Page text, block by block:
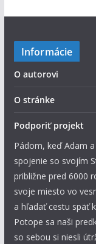
Informácie
O autorovi
O stránke
Podporiť projekt
Pádom, keď Adam
spojenie so svojím
približne pred 6000
svoje miesto vo
a hľadať cestu späť
Potope sa naši
so sebou si niesli